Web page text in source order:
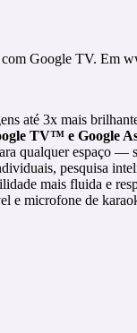
Google TV. Em
até 3x mais
TV™ e Google
qualquer espaço —
pesquisa
mais fluida e
e microfone de